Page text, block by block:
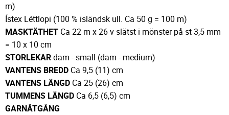
m)
Ístex Léttlopi (100 % isländsk ull. Ca 50 g = 100 m)
MASKTÄTHET Ca 22 m x 26 v slätst i mönster på st 3,5 mm
= 10 x 10 cm
STORLEKARdam - small (dam - medium)
VANTENS BREDD Ca 9,5 (11) cm
VANTENS LÄNGD Ca 25 (26) cm
TUMMENS LÄNGD Ca 6,5 (6,5) cm
GARNÅTGÅNG